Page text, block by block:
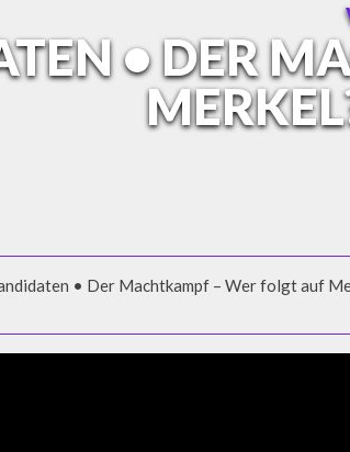
• DER
• Der Machtkampf – Wer folgt auf